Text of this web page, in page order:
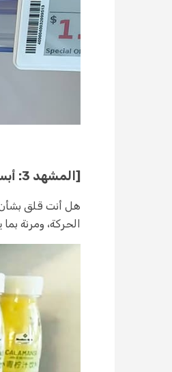
[المشهد 3: أبسط مما تتصور]
هل أنت قلق بشأن
الحركة، ومرنة